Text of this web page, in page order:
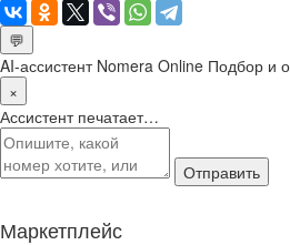
💬
AI-ассистент Nomera Online Подбор и
×
Ассистент печатает…
Отправить
Маркетплейс